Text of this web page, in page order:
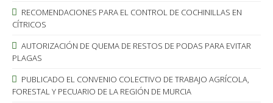
RECOMENDACIONES PARA EL CONTROL DE COCHINILLAS EN
CÍTRICOS
AUTORIZACIÓN DE QUEMA DE RESTOS DE PODAS PARA EVITAR
PLAGAS
PUBLICADO EL CONVENIO COLECTIVO DE TRABAJO AGRÍCOLA,
FORESTAL Y PECUARIO DE LA REGIÓN DE MURCIA